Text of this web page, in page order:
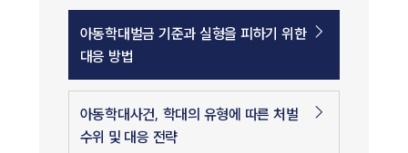
아동학대벌금 기준과 실형을 피하기 위한
대응 방법
아동학대사건, 학대의 유형에 따른 처벌
수위 및 대응 전략